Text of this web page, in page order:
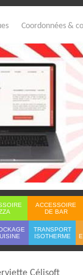
Coordonnées &
ACCESSOIRE
DE BAR
TRANSPORT
ISOTHERME